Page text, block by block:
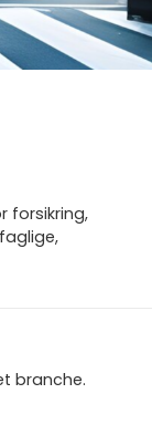
forsikring,
branche.